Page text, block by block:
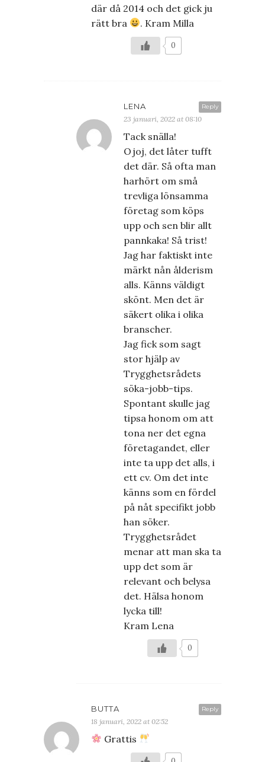
där då 2014 och det gick ju
rätt bra
. Kram Milla
0
Reply
LENA
23 januari, 2022 at 08:10
Tack snälla!
Ojoj, det låter tufft
det där. Så ofta man
harhört om små
trevliga lönsamma
företag som köps
upp och sen blir allt
pannkaka! Så trist!
Jag har faktiskt inte
märkt nån ålderism
alls. Känns väldigt
skönt. Men det är
säkert olika i olika
branscher.
Jag fick som sagt
stor hjälp av
Trygghetsrådets
söka-jobb-tips.
Spontant skulle jag
tipsa honom om att
tona ner det egna
företagandet, eller
inte ta upp det alls, i
ett cv. Om det inte
känns som en fördel
på nåt specifikt jobb
han söker.
Trygghetsrådet
menar att man ska ta
upp det som är
relevant och belysa
det. Hälsa honom
lycka till!
Kram Lena
0
Reply
BUTTA
18 januari, 2022 at 02:52
Grattis